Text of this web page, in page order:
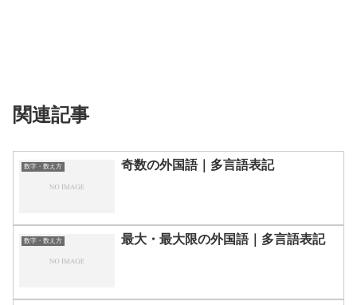
関連記事
数字・数え方 奇数の外国語｜多言語表記
数字・数え方 最大・最大限の外国語｜多言語表記